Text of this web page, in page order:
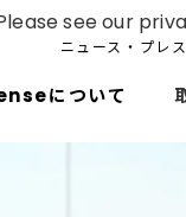
ニュース・プレ
について
see our